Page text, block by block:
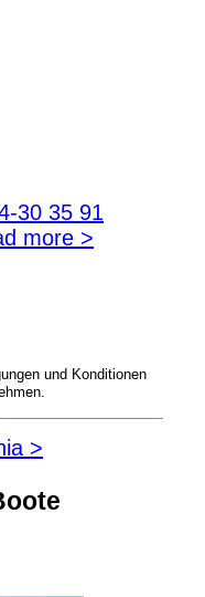
30 35 91
more >
und Konditionen
>